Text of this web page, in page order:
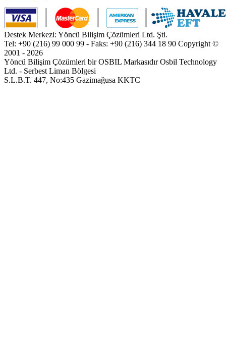
Destek Merkezi: Yöncü Bilişim Çözümleri Ltd. Şti.
Tel: +90 (216) 99 000 99 - Faks: +90 (216) 344 18 90 Copyright ©
2001 - 2026
Yöncü Bilişim Çözümleri bir OSBIL Markasıdır Osbil Technology
Ltd. - Serbest Liman Bölgesi
S.L.B.T. 447, No:435 Gazimağusa KKTC